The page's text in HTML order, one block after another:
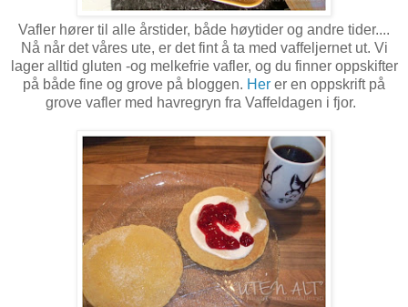
Vafler hører til alle årstider, både høytider og andre tider....
Nå når det våres ute, er det fint å ta med vaffeljernet ut. Vi
lager alltid gluten -og melkefrie vafler, og du finner oppskifter
på både fine og grove på bloggen. Her er en oppskrift på
grove vafler med havregryn fra Vaffeldagen i fjor.